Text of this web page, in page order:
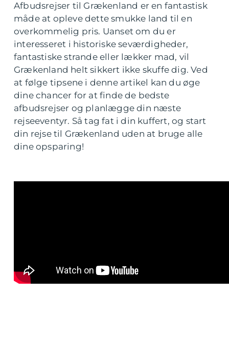
Afbudsrejser til Grækenland er en fantastisk
måde at opleve dette smukke land til en
overkommelig pris. Uanset om du er
interesseret i historiske seværdigheder,
fantastiske strande eller lækker mad, vil
Grækenland helt sikkert ikke skuffe dig. Ved
at følge tipsene i denne artikel kan du øge
dine chancer for at finde de bedste
afbudsrejser og planlægge din næste
rejseeventyr. Så tag fat i din kuffert, og start
din rejse til Grækenland uden at bruge alle
dine opsparing!